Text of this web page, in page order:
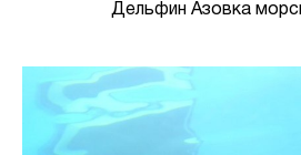
Дельфин Азовка